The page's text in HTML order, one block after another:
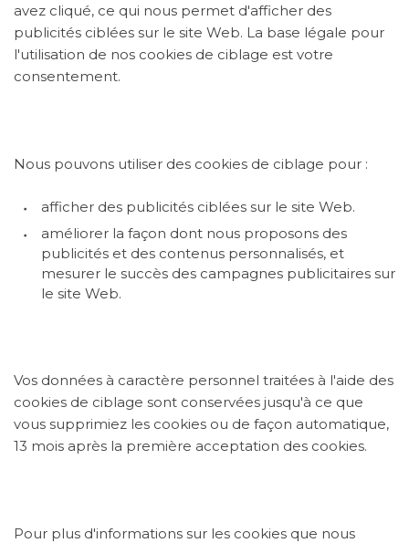
avez cliqué, ce qui nous permet d'afficher des
publicités ciblées sur le site Web. La base légale pour
l'utilisation de nos cookies de ciblage est votre
consentement.
Nous pouvons utiliser des cookies de ciblage pour :
afficher des publicités ciblées sur le site Web.
améliorer la façon dont nous proposons des
publicités et des contenus personnalisés, et
mesurer le succès des campagnes publicitaires sur
le site Web.
Vos données à caractère personnel traitées à l'aide des
cookies de ciblage sont conservées jusqu'à ce que
vous supprimiez les cookies ou de façon automatique,
13 mois après la première acceptation des cookies.
Pour plus d'informations sur les cookies que nous